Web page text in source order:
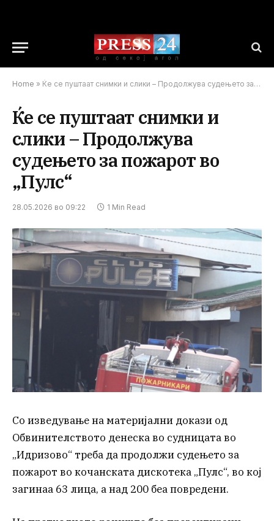
Home » Ќе се пуштаат снимки и слики – Продолжува судењето за пожарот во „Пулс“
Ќе се пуштаат снимки и
слики – Продолжува
судењето за пожарот во
„Пулс“
28.05.2026 во 09:22 1 Min Read
Со изведување на материјални докази од
Обвинителството денеска во судницата во
„Идризово“ треба да продолжи судењето за
пожарот во кочанската дискотека „Пулс“, во кој
загинаа 63 лица, а над 200 беа повредени.